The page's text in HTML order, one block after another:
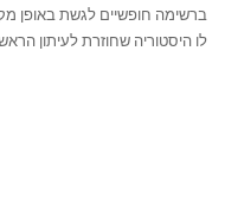
ברשימה חופשיים לגשת באופן
לו היסטוריה שחוזרת לעיתון